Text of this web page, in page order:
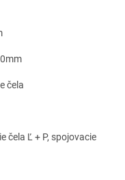
čela
čela Ľ + P, spojovacie